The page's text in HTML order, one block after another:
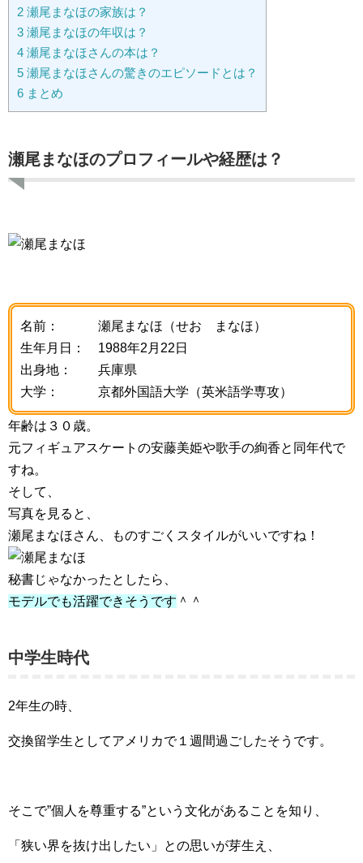
2 瀬尾まなほの家族は？
3 瀬尾まなほの年収は？
4 瀬尾まなほさんの本は？
5 瀬尾まなほさんの驚きのエピソードとは？
6 まとめ
瀬尾まなほのプロフィールや経歴は？
名前： 瀬尾まなほ（せお まなほ）
生年月日： 1988年2月22日
出身地： 兵庫県
大学： 京都外国語大学（英米語学専攻）
年齢は３０歳。
元フィギュアスケートの安藤美姫や歌手の絢香と同年代で
すね。
そして、
写真を見ると、
瀬尾まなほさん、ものすごくスタイルがいいですね！
秘書じゃなかったとしたら、
モデルでも活躍できそうです ＾＾
中学生時代
2年生の時、
交換留学生としてアメリカで１週間過ごしたそうです。
そこで”個人を尊重する”という文化があることを知り、
「狭い界を抜け出したい」との思いが芽生え、